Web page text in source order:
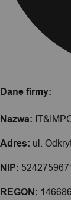
Dane firmy:
Nazwa:
Adres: ul.
NIP:
REGON: